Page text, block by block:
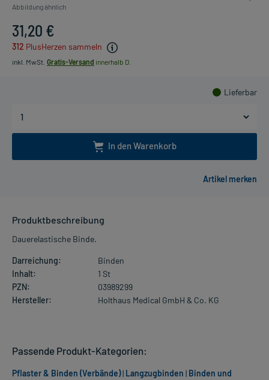
Abbildung ähnlich
31,20 €
312 PlusHerzen sammeln
inkl. MwSt. Gratis-Versand innerhalb D.
Lieferbar
In den Warenkorb
Produktbeschreibung
Dauerelastische Binde.
Darreichung:
Binden
Inhalt:
1 St
PZN:
03989299
Hersteller:
Holthaus Medical GmbH & Co. KG
Passende Produkt-Kategorien:
Pflaster & Binden (Verbände)| Langzugbinden | Binden und